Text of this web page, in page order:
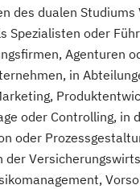
des dualen Studiums
Spezialisten oder
Agenturen
in
oder Controlling, in
oder
der